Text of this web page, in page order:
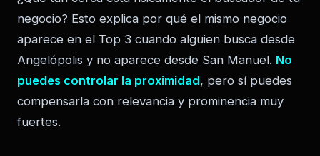
negocio? Esto explica por qué el mismo negocio
aparece en el Top 3 cuando alguien busca desde
Angelópolis y no aparece desde San Manuel. No
puedes controlar la proximidad, pero sí puedes
compensarla con relevancia y prominencia muy
fuertes.